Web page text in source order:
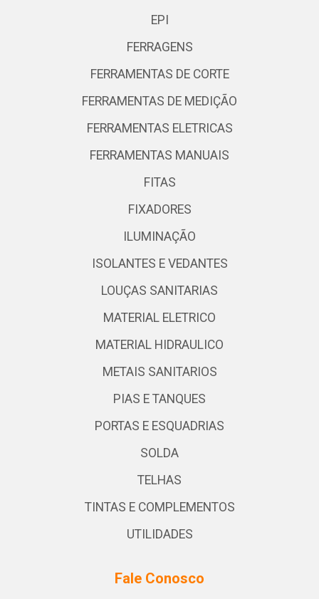
EPI
FERRAGENS
FERRAMENTAS DE CORTE
FERRAMENTAS DE MEDIÇÃO
FERRAMENTAS ELETRICAS
FERRAMENTAS MANUAIS
FITAS
FIXADORES
ILUMINAÇÃO
ISOLANTES E VEDANTES
LOUÇAS SANITARIAS
MATERIAL ELETRICO
MATERIAL HIDRAULICO
METAIS SANITARIOS
PIAS E TANQUES
PORTAS E ESQUADRIAS
SOLDA
TELHAS
TINTAS E COMPLEMENTOS
UTILIDADES
Fale Conosco